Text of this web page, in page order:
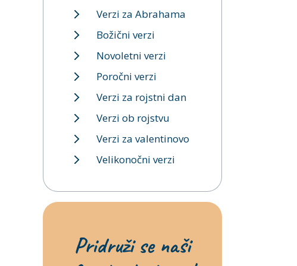
Verzi za Abrahama
Božični verzi
Novoletni verzi
Poročni verzi
Verzi za rojstni dan
Verzi ob rojstvu
Verzi za valentinovo
Velikonočni verzi
Pridruži se naši